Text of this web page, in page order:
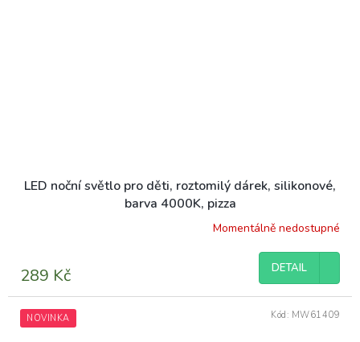
LED noční světlo pro děti, roztomilý dárek, silikonové,
barva 4000K, pizza
Momentálně nedostupné
289 Kč DETAIL
NOVINKA Kód: MW61409